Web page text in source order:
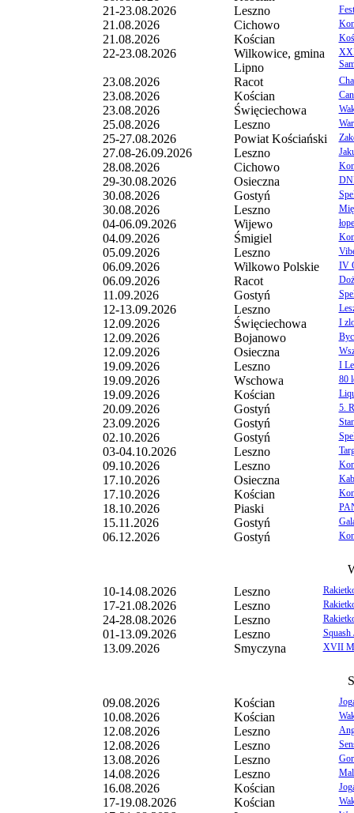
21-23.08.2026 Leszno
21.08.2026 Cichowo
21.08.2026 Kościan
22-23.08.2026
Wilkowice, gmina
Lipno
23.08.2026 Racot
23.08.2026 Kościan
23.08.2026 Święciechowa
25.08.2026 Leszno
25-27.08.2026 Powiat Kościański
27.08-26.09.2026 Leszno
28.08.2026 Cichowo
29-30.08.2026 Osieczna
30.08.2026 Gostyń
30.08.2026 Leszno
04-06.09.2026 Wijewo
04.09.2026 Śmigiel
05.09.2026 Leszno
06.09.2026 Wilkowo Polskie IV
06.09.2026 Racot
11.09.2026 Gostyń
12-13.09.2026 Leszno
12.09.2026 Święciechowa I
12.09.2026 Bojanowo
12.09.2026 Osieczna
19.09.2026 Leszno I
19.09.2026 Wschowa 80
19.09.2026 Kościan
20.09.2026 Gostyń 5.
23.09.2026 Gostyń
02.10.2026 Gostyń
03-04.10.2026 Leszno
09.10.2026 Leszno
17.10.2026 Osieczna
17.10.2026 Kościan
18.10.2026 Piaski
15.11.2026 Gostyń
06.12.2026 Gostyń
10-14.08.2026
Leszno
17-21.08.2026 Leszno
24-28.08.2026 Leszno
01-13.09.2026 Leszno Squash
13.09.2026 Smyczyna XVII
09.08.2026
Kościan
10.08.2026 Kościan
12.08.2026 Leszno
12.08.2026 Leszno
13.08.2026 Leszno
14.08.2026 Leszno
16.08.2026 Kościan
17-19.08.2026 Kościan